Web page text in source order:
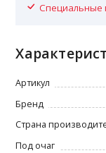
Специальные
Артикул
Бренд
Страна
Под очаг